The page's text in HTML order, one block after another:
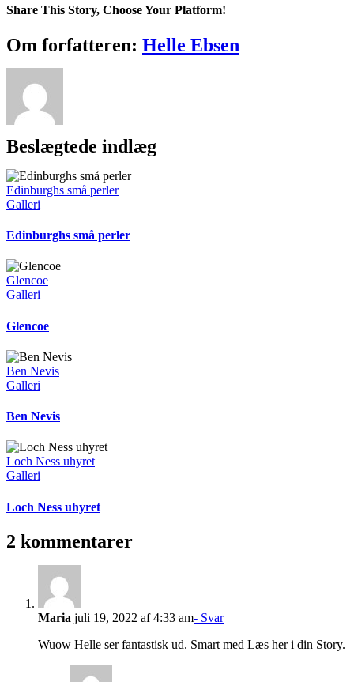
Share This Story, Choose Your Platform!
Facebook
X
Reddit
LinkedIn
WhatsApp
Telegram
Tumblr
Pinterest
Vk
Xing
E-
mail
Om forfatteren: Helle Ebsen
Beslægtede indlæg
Edinburghs små perler
Galleri
Edinburghs små perler
Glencoe
Galleri
Glencoe
Ben Nevis
Galleri
Ben Nevis
Loch Ness uhyret
Galleri
Loch Ness uhyret
2 kommentarer
Maria juli 19, 2022 af 4:33 am- Svar
Wuow Helle ser fantastisk ud. Smart med Læs her i din Story.